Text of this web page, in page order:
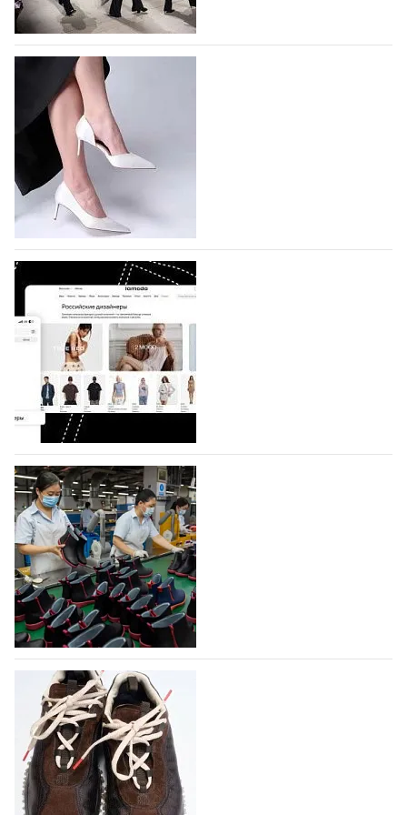
На участие в Московской неделе моды
подано 1047 заявок
На участие в седьмой Московской неделе моды,
которая пройдет в российской столице с 26 сентября
по 1 октября, уже подано 1047 заявок. Примерно
половину из них (494) прислали дизайнеры,
коллекции которых не были представлены в…
07.08.2026 726
BALLINA представит свои новинки на Euro
Shoes
Компания BALLINA Guangzhou Lihuang Footwear
Co., Ltd., основанная в 2011 году и расположенная в
Гуанчжоу, столице моды Китая, является
профессиональной обувной компанией,
объединяющей разработку, производство и…
07.08.2026 592
На платформе Lamoda - новый раздел и
условия продвижения локальных
дизайнерских марок
Российский маркетплейс Lamoda решил обновить
раздел для продажи продукции локальных
дизайнерских марок одежды, обуви и аксессуаров.
Бренды также получат маркетинговую…
06.08.2026 775
Объем мирового производства обуви в
2025 году практически не увеличился
В 2025 году мировое производство обуви
практически не изменилось, зафиксировав
незначительный рост на 0,1% до 24,6 млрд пар, -